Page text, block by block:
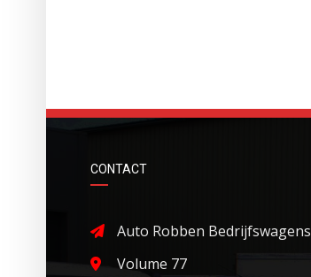
CONTACT
Auto Robben Bedrijfswagens
Volume 77